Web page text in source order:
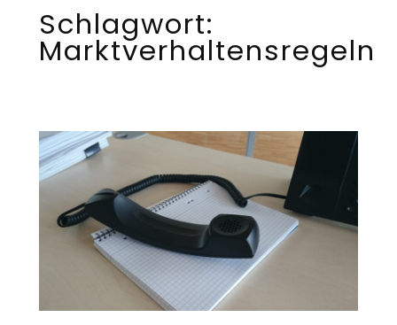
Schlagwort:
Marktverhaltensregeln